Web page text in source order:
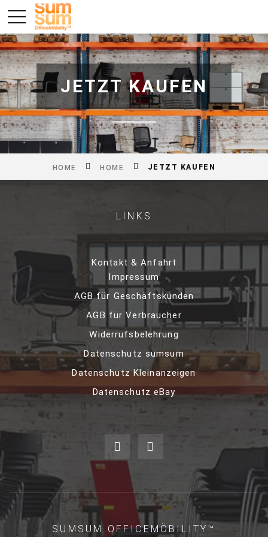
JETZT KAUFEN
HOME HOME JETZT KAUFEN
LINKS
Kontakt & Anfahrt
Impressum
AGB für Geschäftskunden
AGB für Verbraucher
Widerrufsbelehrung
Datenschutz sumsum
Datenschutz Kleinanzeigen
Datenschutz eBay
SUMSUM OFFICEMÖBILITY™